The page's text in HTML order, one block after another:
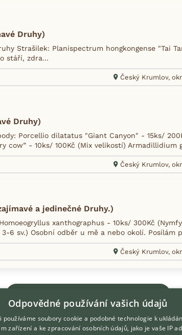
Druhy)
Strašilek: Planispectrum hongkongense "Tai
stáří, zdra...
Český Krumlov,
Druhy)
Porcellio dilatatus "Giant Canyon" - 15ks/
cow” - 10ks/ 100Kč (Mix velikostí) Armadillidium
Český Krumlov,
a jedinečné Druhy.)
xanthographus - 10ks/ 300Kč
6 sv.) Osobní odběr u mě a nebo okolí. Posílám
Český Krumlov,
Odpovědné používání vašich údajů
používáme soubory cookie a podobné technologie k
zařízení a ke zpracování osobních údajů, jako je vaše IP